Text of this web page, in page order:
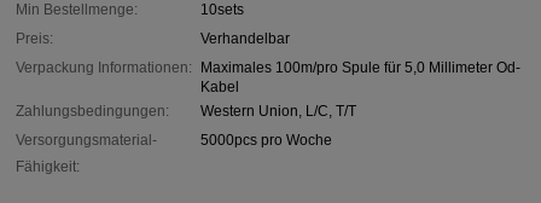
Min Bestellmenge:
10sets
Preis:
Verhandelbar
Verpackung Informationen:
Maximales 100m/pro Spule für 5,0 Millimeter Od-
Kabel
Zahlungsbedingungen:
Western Union, L/C, T/T
Versorgungsmaterial-
Fähigkeit:
5000pcs pro Woche